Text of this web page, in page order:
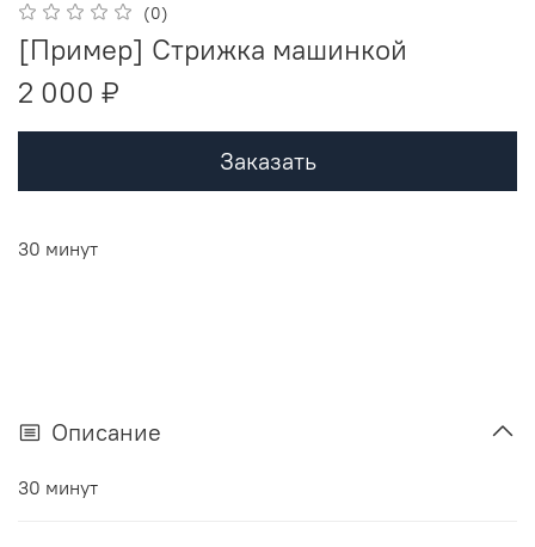
(0)
[Пример] Стрижка машинкой
2 000 ₽
Заказать
30 минут
Описание
30 минут